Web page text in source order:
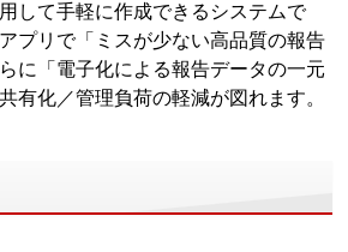
して手軽に作成できるシステムで
プリで「ミスが少ない高品質の報告
に「電子化による報告データの一元
有化／管理負荷の軽減が図れます。